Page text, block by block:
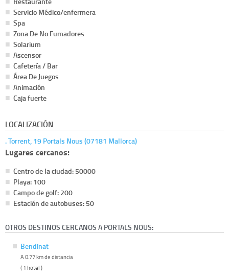
Servicio Médico/enfermera
Spa
Zona De No Fumadores
Solarium
Ascensor
Cafetería / Bar
Área De Juegos
Animación
Caja fuerte
LOCALIZACIÓN
. Torrent, 19 Portals Nous (07181 Mallorca)
Lugares cercanos:
Centro de la ciudad: 50000
Playa: 100
Campo de golf: 200
Estación de autobuses: 50
OTROS DESTINOS CERCANOS A PORTALS NOUS:
Bendinat
A 0.77 km de distancia
( 1 hotel )